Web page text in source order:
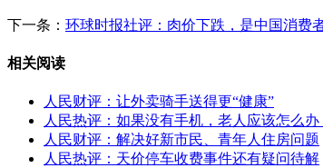
下一条： 环球时报社评：肉价下跌，是中国消费
相关阅读
人民财评：让外卖骑手送得更“健康”
人民热评：如果没有手机，老人应该怎么办
人民财评：解决好新市民、青年人住房问题
人民热评：天价停车收费事件还有疑问待解